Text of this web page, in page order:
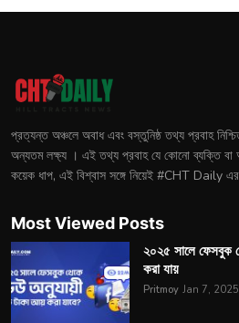
প্রত্যন্ত অঞ্চলে অবাধ এবং বস্তুনিষ্ঠ তথ্য প্রবাহ
অন্যতম লক্ষ্য । এই তথ্য প্রবাহ যে কোনো ব্যক্তি বা
কয়েক ধাপ, এই বিশ্বাস সঙ্গে নিয়েই #CHT Daily
Most Viewed Posts
২০২৫ সালে ফেসবুক
করা যায়
Pritmoy Jan 7, 2025